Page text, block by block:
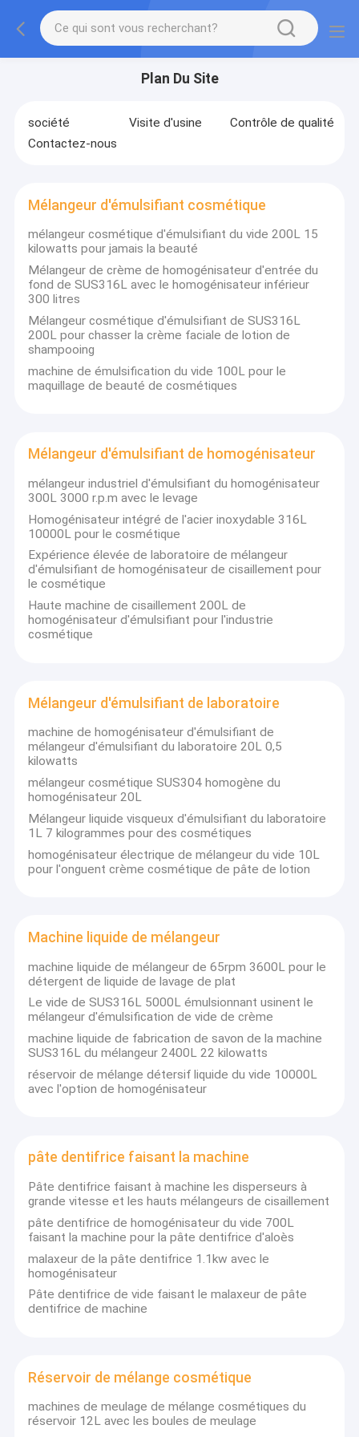
Plan Du Site
société Visite d'usine
Contrôle de qualité
Contactez-nous
Mélangeur d'émulsifiant cosmétique
mélangeur cosmétique d'émulsifiant du vide 200L 15
kilowatts pour jamais la beauté
Mélangeur de crème de homogénisateur d'entrée du
fond de SUS316L avec le homogénisateur inférieur
300 litres
Mélangeur cosmétique d'émulsifiant de SUS316L
200L pour chasser la crème faciale de lotion de
shampooing
machine de émulsification du vide 100L pour le
maquillage de beauté de cosmétiques
Mélangeur d'émulsifiant de homogénisateur
mélangeur industriel d'émulsifiant du homogénisateur
300L 3000 r.p.m avec le levage
Homogénisateur intégré de l'acier inoxydable 316L
10000L pour le cosmétique
Expérience élevée de laboratoire de mélangeur
d'émulsifiant de homogénisateur de cisaillement pour
le cosmétique
Haute machine de cisaillement 200L de
homogénisateur d'émulsifiant pour l'industrie
cosmétique
Mélangeur d'émulsifiant de laboratoire
machine de homogénisateur d'émulsifiant de
mélangeur d'émulsifiant du laboratoire 20L 0,5
kilowatts
mélangeur cosmétique SUS304 homogène du
homogénisateur 20L
Mélangeur liquide visqueux d'émulsifiant du laboratoire
1L 7 kilogrammes pour des cosmétiques
homogénisateur électrique de mélangeur du vide 10L
pour l'onguent crème cosmétique de pâte de lotion
Machine liquide de mélangeur
machine liquide de mélangeur de 65rpm 3600L pour le
détergent de liquide de lavage de plat
Le vide de SUS316L 5000L émulsionnant usinent le
mélangeur d'émulsification de vide de crème
machine liquide de fabrication de savon de la machine
SUS316L du mélangeur 2400L 22 kilowatts
réservoir de mélange détersif liquide du vide 10000L
avec l'option de homogénisateur
pâte dentifrice faisant la machine
Pâte dentifrice faisant à machine les disperseurs à
grande vitesse et les hauts mélangeurs de cisaillement
pâte dentifrice de homogénisateur du vide 700L
faisant la machine pour la pâte dentifrice d'aloès
malaxeur de la pâte dentifrice 1.1kw avec le
homogénisateur
Pâte dentifrice de vide faisant le malaxeur de pâte
dentifrice de machine
Réservoir de mélange cosmétique
machines de meulage de mélange cosmétiques du
réservoir 12L avec les boules de meulage